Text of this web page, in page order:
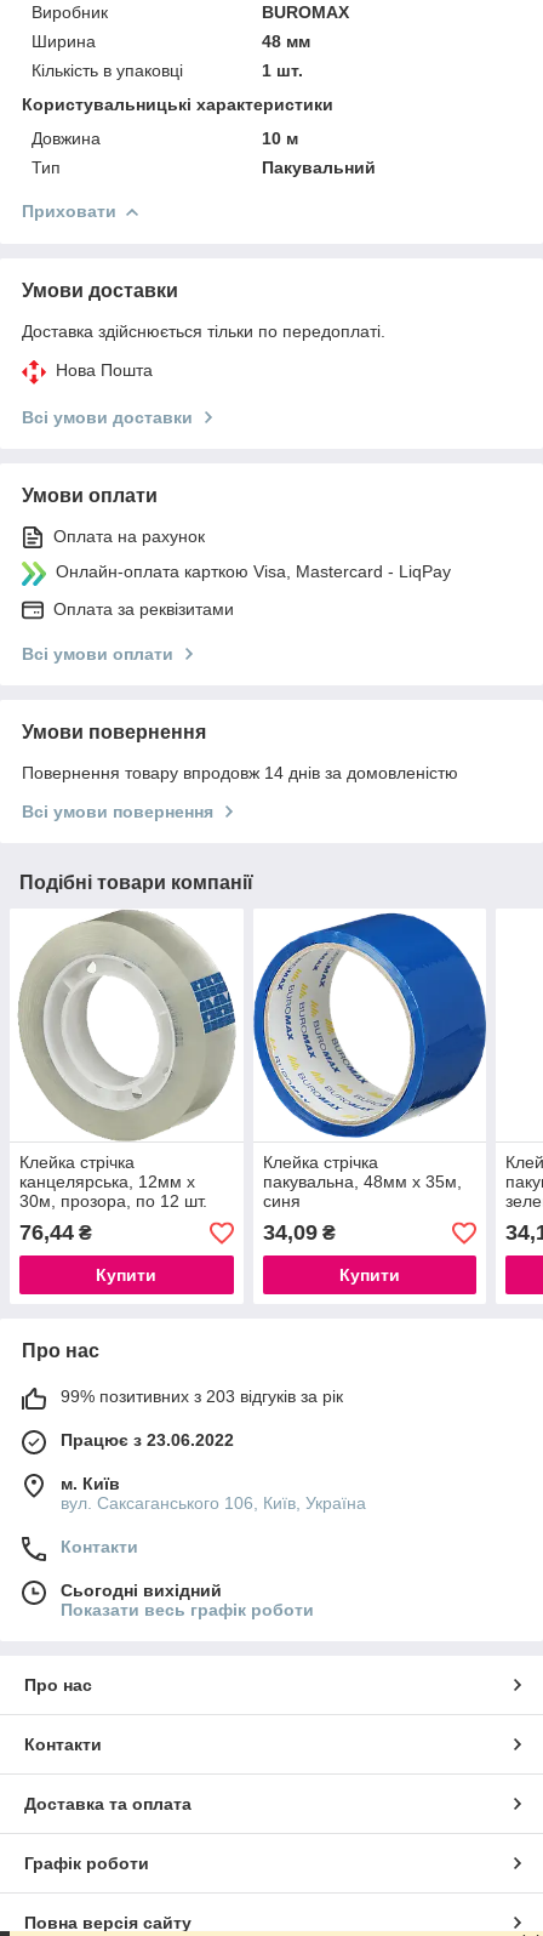
Виробник
BUROMAX
Ширина
48 мм
Кількість в упаковці
1 шт.
Користувальницькі характеристики
Довжина
10 м
Тип
Пакувальний
Приховати
Умови доставки
Доставка здійснюється тільки по передоплаті.
Нова Пошта
Всі умови доставки
Умови оплати
Оплата на рахунок
Онлайн-оплата карткою Visa, Mastercard - LiqPay
Оплата за реквізитами
Всі умови оплати
Умови повернення
Повернення товару впродовж 14 днів за домовленістю
Всі умови повернення
Подібні товари компанії
Клейка стрічка
канцелярська, 12мм х
30м, прозора, по 12 шт.
76,44 ₴
Купити
Клейка стрічка
пакувальна, 48мм x 35м,
синя
34,09₴
Купити
Про нас
99% позитивних з 203 відгуків за рік
Працює з 23.06.2022
м. Київ
вул. Саксаганського 106, Київ, Україна
Контакти
Сьогодні вихідний
Показати весь графік роботи
Про нас
Контакти
Доставка та оплата
Графік роботи
Повна версія сайту